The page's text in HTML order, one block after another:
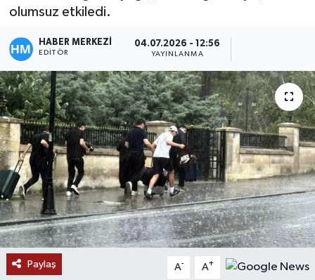
olumsuz etkiledi.
HABER MERKEZİ
EDITÖR
04.07.2026 - 12:56
YAYINLANMA
Paylaş A- A+